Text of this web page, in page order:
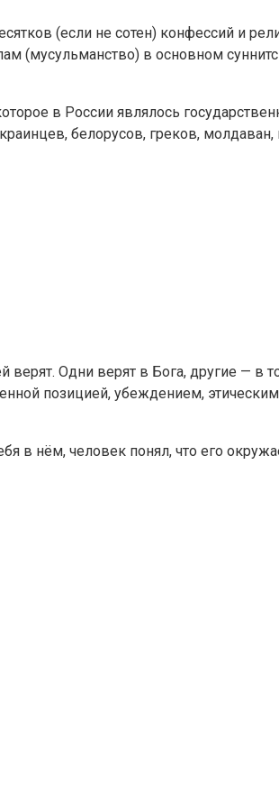
(если не сотен) конфессий и
(мусульманство) в основном
в России являлось
белорусов, греков, молдаван,
Одни верят в Бога, другие — в
позицией, убеждением,
нём, человек понял, что его